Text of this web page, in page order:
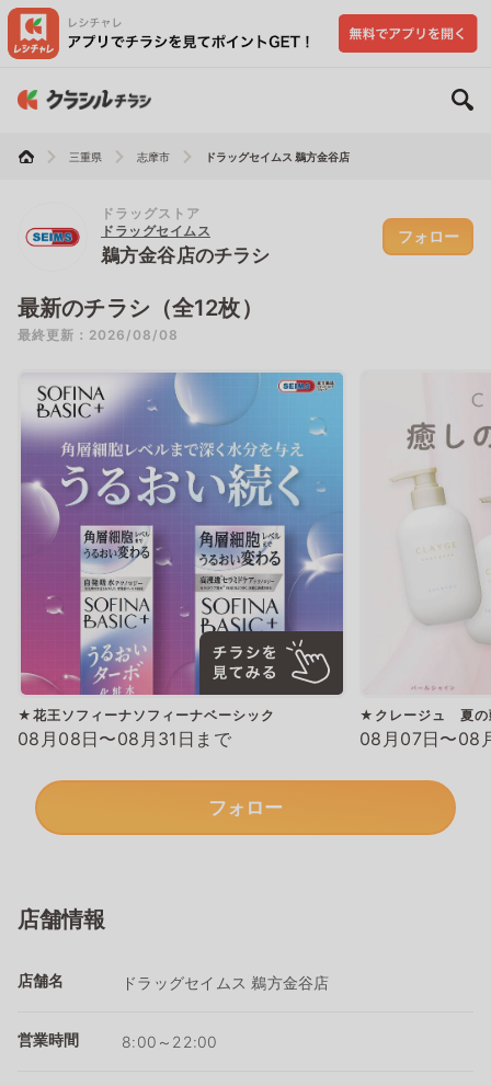
三重県 志摩市 ドラッグセイムス 鵜方金谷店
ドラッグストア
ドラッグセイムス
鵜方金谷店のチラシ
フォロー
最新のチラシ（全12枚）
最終更新：2026/08/08
★花王ソフィーナソフィーナベーシック
08月08日〜08月31日まで
★クレージュ 夏の
08月07日〜08
フォロー
店舗情報
店舗名 ドラッグセイムス 鵜方金谷店
営業時間 8:00～22:00